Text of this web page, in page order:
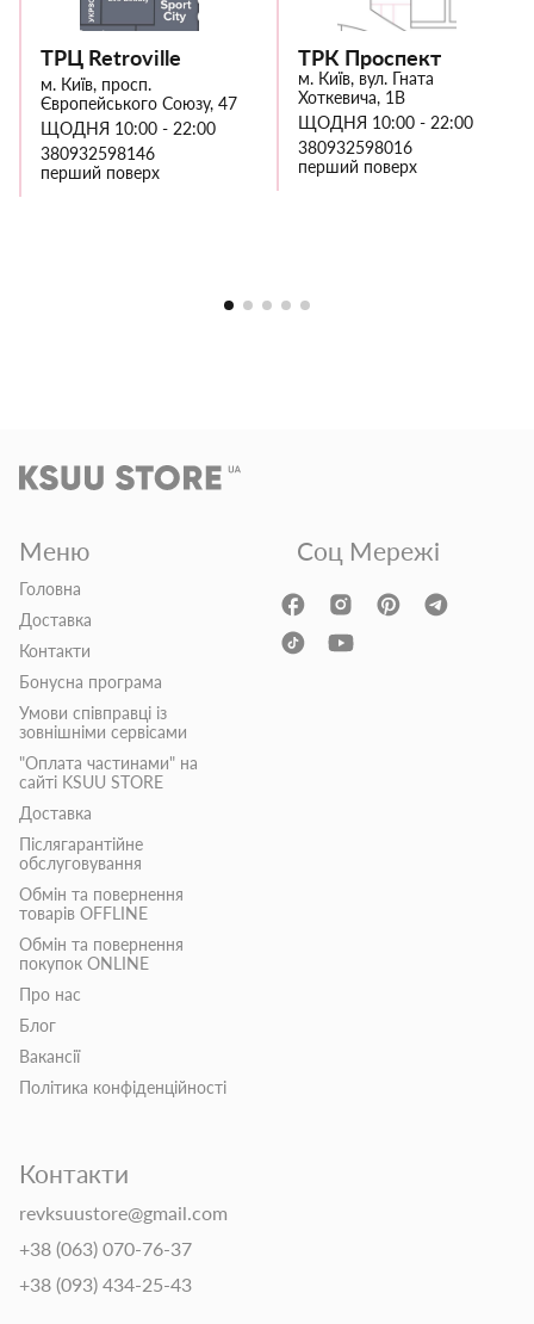
ТРЦ Retroville
м. Київ, просп.
Європейського Союзу, 47
ЩОДНЯ 10:00 - 22:00
380932598146
перший поверх
ТРК Проспект
м. Київ, вул. Гната
Хоткевича, 1В
ЩОДНЯ 10:00 - 22:00
380932598016
перший поверх
Меню
Головна
Доставка
Контакти
Бонусна програма
Умови співправці із
зовнішніми сервісами
"Оплата частинами" на
сайті KSUU STORE
Доставка
Післягарантійне
обслуговування
Обмін та повернення
товарів OFFLINE
Обмін та повернення
покупок ONLINE
Про нас
Блог
Вакансії
Політика конфіденційності
Контакти
revksuustore@gmail.com
+38 (063) 070-76-37
+38 (093) 434-25-43
Соц Мережі